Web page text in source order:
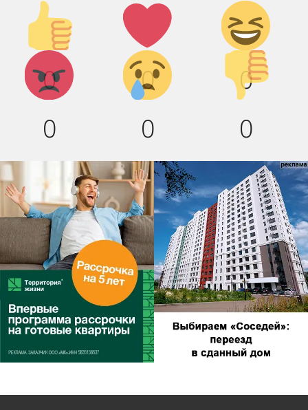
Палец
вверх!
0
Лайк!
0
Дикий
смех!
0
Агрессия!
0
Грусть :
(
0
Палец
вниз!
0